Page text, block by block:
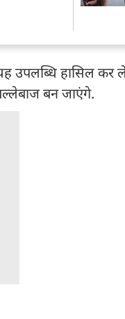
उपलब्धि हासिल कर
बन जाएंगे.